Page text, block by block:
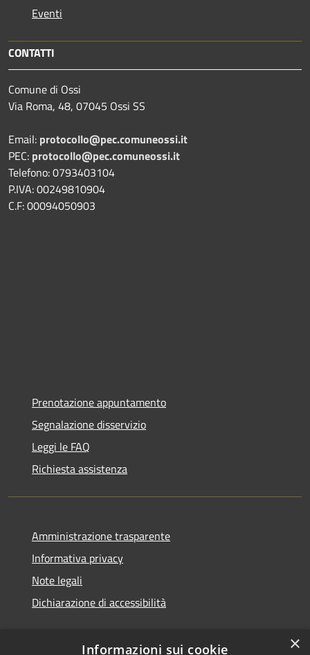
Eventi
CONTATTI
Comune di Ossi
Via Roma, 48, 07045 Ossi SS
Email: protocollo@pec.comuneossi.it
PEC: protocollo@pec.comuneossi.it
Telefono: 0793403104
P.IVA: 00249810904
C.F: 00094050903
Prenotazione appuntamento
Segnalazione disservizio
Leggi le FAQ
Richiesta assistenza
Amministrazione trasparente
Informativa privacy
Note legali
Dichiarazione di accessibilità
×
Informazioni sui cookie